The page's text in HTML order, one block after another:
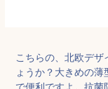
こちらの、北欧デ
ょうか？大きめの
で便利ですよ。抗菌